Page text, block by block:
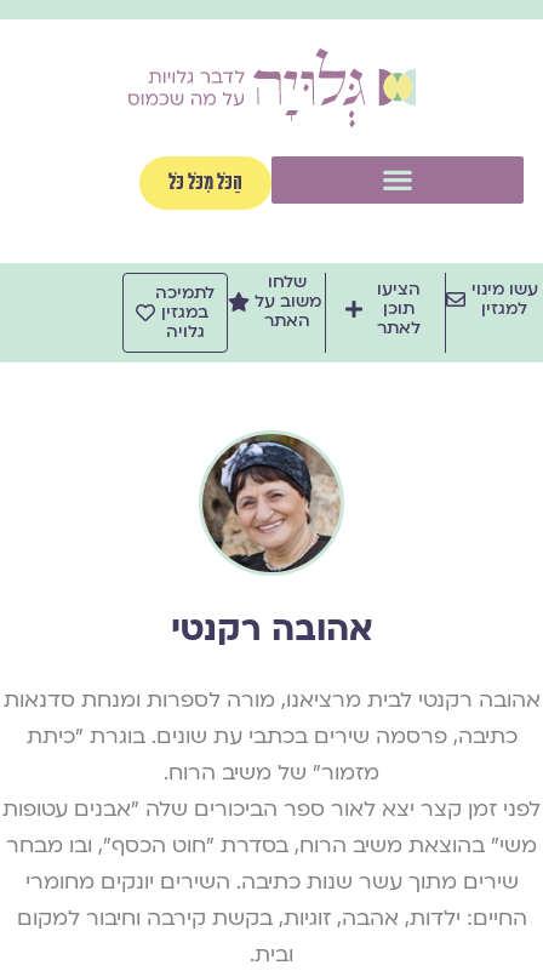
לתוכן
הַכֹּל מִכֹּל כֹּל
עשו מינוי
למגזין
הציעו
תוכן
לאתר
שלחו
משוב על
האתר
לתמיכה
במגזין
גלויה
אהובה רקנטי
אהובה רקנטי לבית מרציאנו, מורה לספרות ומנחת סדנאות
כתיבה, פרסמה שירים בכתבי עת שונים. בוגרת "כיתת
מזמור" של משיב הרוח.
לפני זמן קצר יצא לאור ספר הביכורים שלה "אבנים עטופות
משי" בהוצאת משיב הרוח, בסדרת "חוט הכסף", ובו מבחר
שירים מתוך עשר שנות כתיבה. השירים יונקים מחומרי
החיים: ילדות, אהבה, זוגיות, בקשת קירבה וחיבור למקום
ובית.